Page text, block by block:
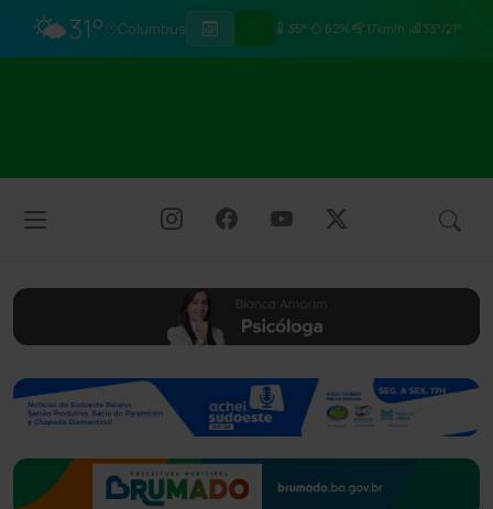
🌤️31° Columbus 35° 62% 17km/h 33°/21°